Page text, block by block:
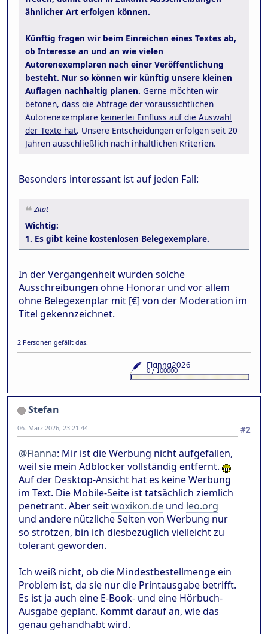
ähnlicher Art erfolgen können.
Künftig fragen wir beim Einreichen eines Textes ab,
ob Interesse an und an wie vielen
Autorenexemplaren nach einer Veröffentlichung
besteht. Nur so können wir künftig unsere kleinen
Auflagen nachhaltig planen. Gerne möchten wir
betonen, dass die Abfrage der voraussichtlichen
Autorenexemplare keinerlei Einfluss auf die Auswahl
der Texte hat. Unsere Entscheidungen erfolgen seit 20
Jahren ausschließlich nach inhaltlichen Kriterien.
Besonders interessant ist auf jeden Fall:
Zitat
Wichtig:
1. Es gibt keine kostenlosen Belegexemplare.
In der Vergangenheit wurden solche
Ausschreibungen ohne Honorar und vor allem
ohne Belegexenplar mit [€] von der Moderation im
Titel gekennzeichnet.
2 Personen gefällt das.
Stefan
#2
06. März 2026, 23:21:44
@Fianna: Mir ist die Werbung nicht aufgefallen,
weil sie mein Adblocker vollständig entfernt.
Auf der Desktop-Ansicht hat es keine Werbung
im Text. Die Mobile-Seite ist tatsächlich ziemlich
penetrant. Aber seitwoxikon.de und leo.org
und andere nützliche Seiten von Werbung nur
so strotzen, bin ich diesbezüglich vielleicht zu
tolerant geworden.
Ich weiß nicht, ob die Mindestbestellmenge ein
Problem ist, da sie nur die Printausgabe betrifft.
Es ist ja auch eine E-Book- und eine Hörbuch-
Ausgabe geplant. Kommt darauf an, wie das
genau gehandhabt wird.